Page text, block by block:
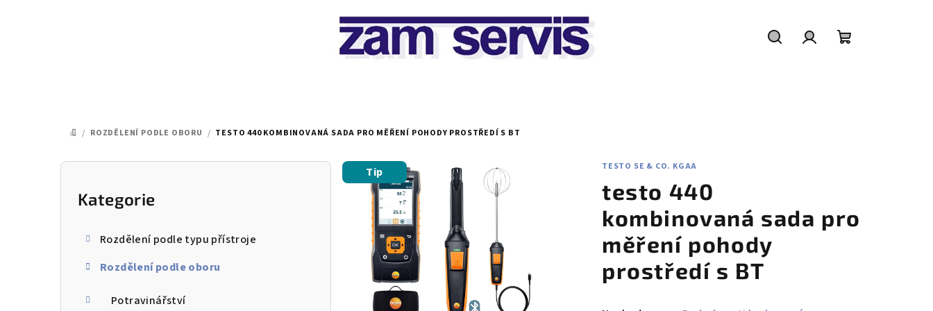
DOMŮ
/ ROZDĚLENÍ PODLE OBORU / TESTO 440 KOMBINOVANÁ SADA PRO MĚŘENÍ POHODY PROSTŘEDÍ S BT
P
Přeskočit
kategorie
Kategorie
Rozdělení podle typu přístroje
Rozdělení podle oboru
Potravinářství
TESTO SE & CO. KGAA
testo 440
kombinovaná sada pro
měření pohody
prostředí s BT
Tip